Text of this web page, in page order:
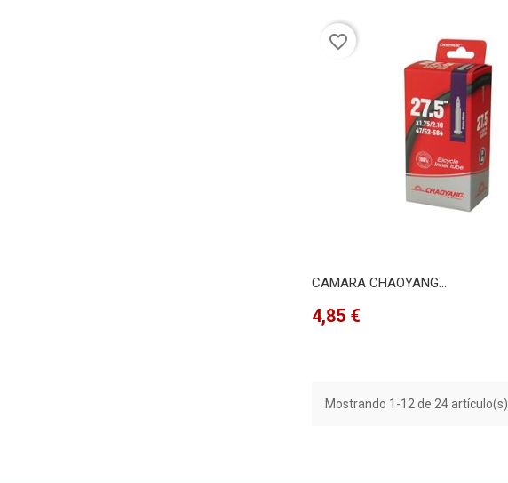
favorite_border
CAMARA CHAOYANG...
Precio
4,85 €
Mostrando 1-12 de 24 artículo(s)